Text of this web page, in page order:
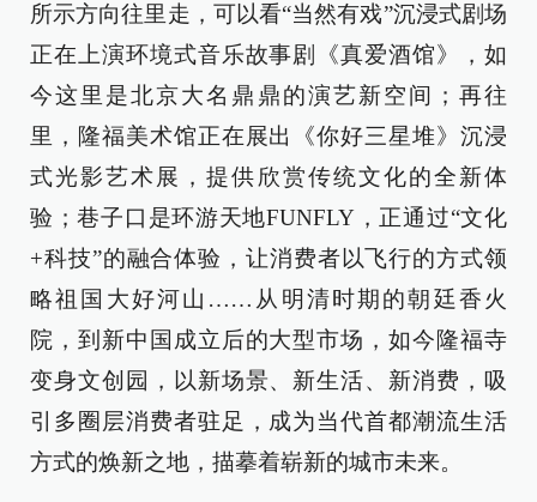
所示方向往里走，可以看“当然有戏”沉浸式剧场
正在上演环境式音乐故事剧《真爱酒馆》，如
今这里是北京大名鼎鼎的演艺新空间；再往
里，隆福美术馆正在展出《你好三星堆》沉浸
式光影艺术展，提供欣赏传统文化的全新体
验；巷子口是环游天地FUNFLY，正通过“文化
+科技”的融合体验，让消费者以飞行的方式领
略祖国大好河山……从明清时期的朝廷香火
院，到新中国成立后的大型市场，如今隆福寺
变身文创园，以新场景、新生活、新消费，吸
引多圈层消费者驻足，成为当代首都潮流生活
方式的焕新之地，描摹着崭新的城市未来。